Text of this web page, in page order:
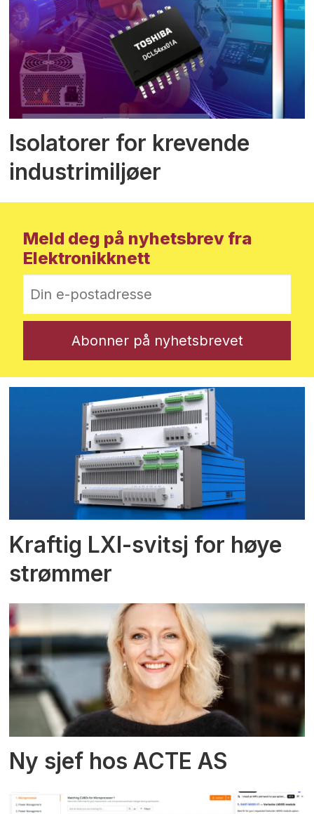
Isolatorer for krevende
industrimiljøer
Meld deg på nyhetsbrev fra
Elektronikknett
Kraftig LXI-svitsj for høye
strømmer
Ny sjef hos ACTE AS